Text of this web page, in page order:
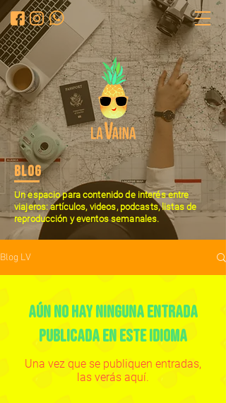
Blog
Un espacio para contenido de interés entre
viajeros: artículos, videos, podcasts, listas de
reproducción y eventos semanales.
Blog LV
Aún no hay ninguna entrada
publicada en este idioma
Una vez que se publiquen entradas,
las verás aquí.